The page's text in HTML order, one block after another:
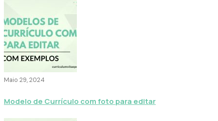
Maio 29, 2024
Modelo de Currículo com foto para editar